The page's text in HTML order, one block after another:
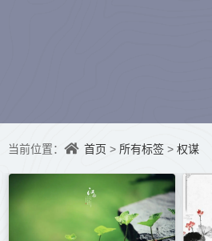
当前位置： 首页 > 所有标签 > 权谋